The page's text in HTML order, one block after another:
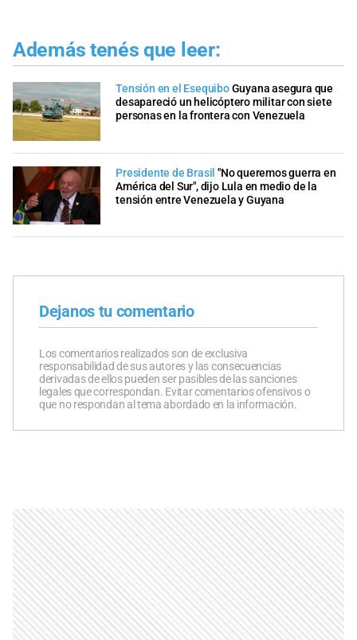
Además tenés que leer:
Tensión en el EsequiboGuyana asegura que
desapareció un helicóptero militar con siete
personas en la frontera con Venezuela
Presidente de Brasil "No queremos guerra en
América del Sur", dijo Lula en medio de la
tensión entre Venezuela y Guyana
Dejanos tu comentario
Los comentarios realizados son de exclusiva
responsabilidad de sus autores y las consecuencias
derivadas de ellos pueden ser pasibles de las sanciones
legales que correspondan. Evitar comentarios ofensivos o
que no respondan al tema abordado en la información.